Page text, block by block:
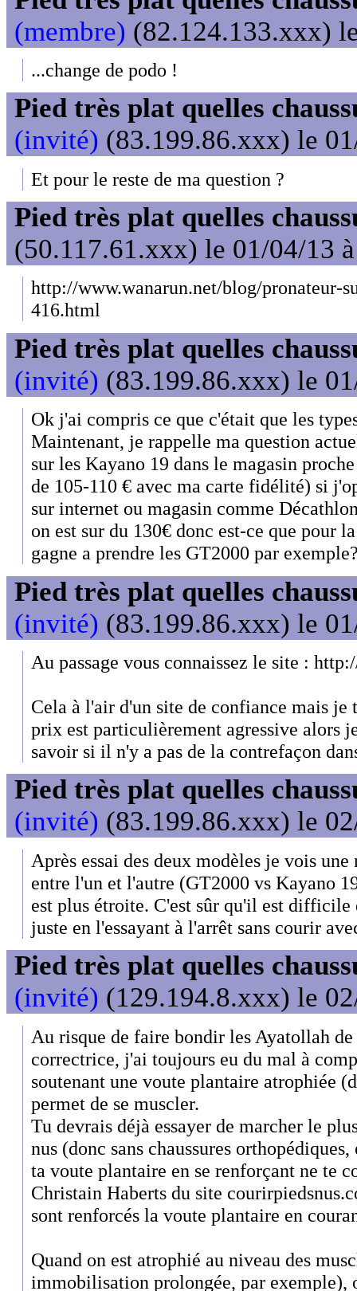
(membre) (82.124.133.xxx)
...change de podo !
Pied très plat quelles
(invité) (83.199.86.xxx) le
Et pour le reste de ma question ?
Pied très plat quelles
(50.117.61.xxx) le 01/04/13
http://www.wanarun.net/blog/pronateur-
416.html
Pied très plat quelles
(invité) (83.199.86.xxx) le
Ok j'ai compris ce que c'était que les
Maintenant, je rappelle ma question
sur les Kayano 19 dans le magasin
de 105-110 € avec ma carte fidélité) si
sur internet ou magasin comme
on est sur du 130€ donc est-ce que pour
gagne a prendre les GT2000 par
Pied très plat quelles
(invité) (83.199.86.xxx) le
Au passage vous connaissez le site :
Cela à l'air d'un site de confiance mais
prix est particulièrement agressive alors
savoir si il n'y a pas de la contrefaçon
Pied très plat quelles
(invité) (83.199.86.xxx) le
Après essai des deux modèles je vois
entre l'un et l'autre (GT2000 vs Kayano
est plus étroite. C'est sûr qu'il est difficile
juste en l'essayant à l'arrêt sans courir
Pied très plat quelles
(invité) (129.194.8.xxx) le
Au risque de faire bondir les Ayatollah
correctrice, j'ai toujours eu du mal à
soutenant une voute plantaire atrophiée
permet de se muscler.
Tu devrais déjà essayer de marcher le
nus (donc sans chaussures
ta voute plantaire en se renforçant ne te
Christain Haberts du site
sont renforcés la voute plantaire en
Quand on est atrophié au niveau des
immobilisation prolongée, par exemple),